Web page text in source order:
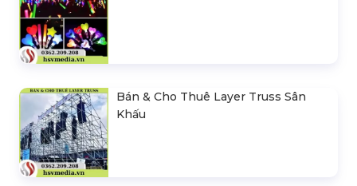
Bán & Cho Thuê Layer Truss Sân
Khấu